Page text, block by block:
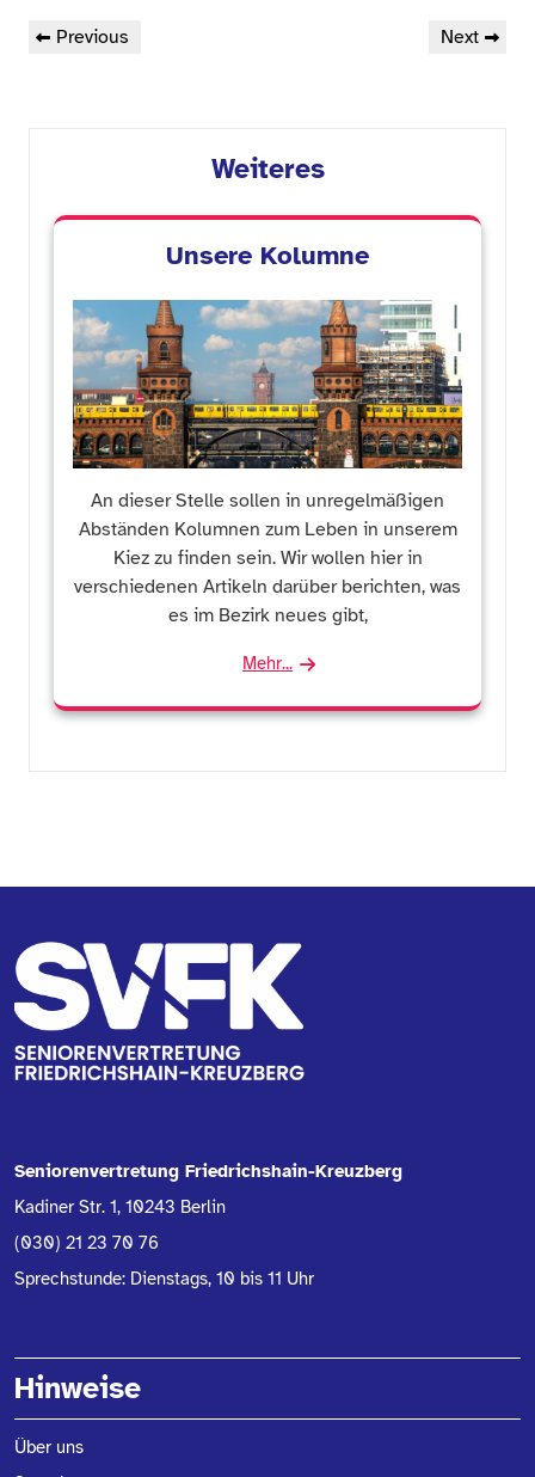
Beitragsnavigation
Previous
Previous
Next
Next
Weiteres
Unsere Kolumne
An dieser Stelle sollen in unregelmäßigen
Abständen Kolumnen zum Leben in unserem
Kiez zu finden sein. Wir wollen hier in
verschiedenen Artikeln darüber berichten, was
es im Bezirk neues gibt,
Mehr...
Seniorenvertretung Friedrichshain-Kreuzberg
Kadiner Str. 1, 10243 Berlin
(030) 21 23 70 76
Sprechstunde: Dienstags, 10 bis 11 Uhr
Hinweise
Über uns